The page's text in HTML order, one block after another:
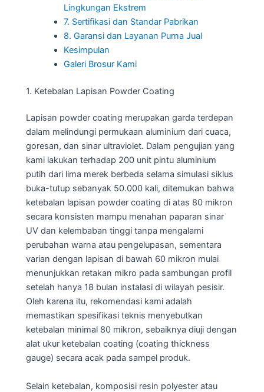
Lingkungan Ekstrem
7. Sertifikasi dan Standar Pabrikan
8. Garansi dan Layanan Purna Jual
Kesimpulan
Galeri Brosur Kami
1. Ketebalan Lapisan Powder Coating
Lapisan powder coating merupakan garda terdepan
dalam melindungi permukaan aluminium dari cuaca,
goresan, dan sinar ultraviolet. Dalam pengujian yang
kami lakukan terhadap 200 unit pintu aluminium
putih dari lima merek berbeda selama simulasi siklus
buka-tutup sebanyak 50.000 kali, ditemukan bahwa
ketebalan lapisan powder coating di atas 80 mikron
secara konsisten mampu menahan paparan sinar
UV dan kelembaban tinggi tanpa mengalami
perubahan warna atau pengelupasan, sementara
varian dengan lapisan di bawah 60 mikron mulai
menunjukkan retakan mikro pada sambungan profil
setelah hanya 18 bulan instalasi di wilayah pesisir.
Oleh karena itu, rekomendasi kami adalah
memastikan spesifikasi teknis menyebutkan
ketebalan minimal 80 mikron, sebaiknya diuji dengan
alat ukur ketebalan coating (coating thickness
gauge) secara acak pada sampel produk.
Selain ketebalan, komposisi resin polyester atau